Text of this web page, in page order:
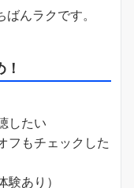
んラクです。
したい
フもチェックした
あり）